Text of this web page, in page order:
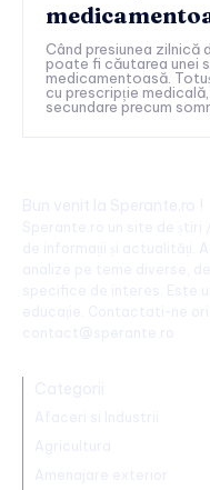
Când presiunea zilnică
poate fi căutarea unei
medicamentoasă.
cu prescripție
secundare precum